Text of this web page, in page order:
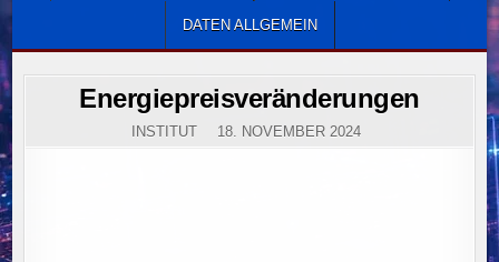
DATEN ALLGEMEIN
Energiepreisveränderungen
INSTITUT 18. NOVEMBER 2024